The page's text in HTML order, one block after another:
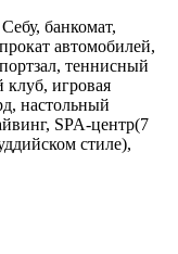
банкомат,
автомобилей,
теннисный
клуб, игровая
настольный
SPA-центр(7
стиле),